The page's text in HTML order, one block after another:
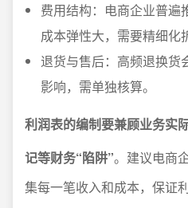
费用结构：电商企业普遍
成本弹性大，需要精细化
退货与售后：高频退换货
影响，需单独核算。
利润表的编制要兼顾业务实
记等财务“陷阱”。建议电商
集每一笔收入和成本，保证